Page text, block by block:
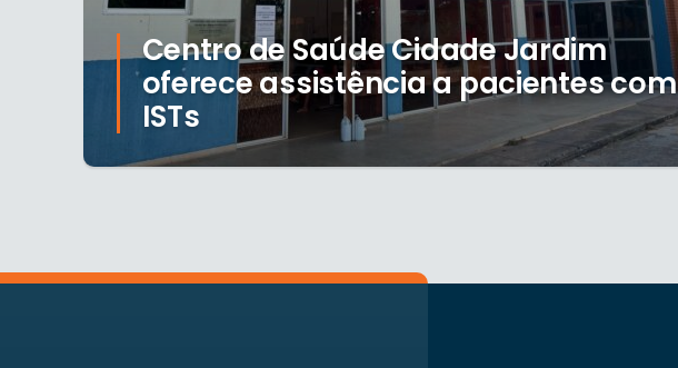
Centro de Saúde Cidade Jardim
oferece assistência a pacientes com
ISTs